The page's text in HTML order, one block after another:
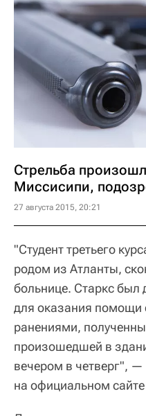
Стрельба
Миссисипи,
27 августа 2015, 20:21
"Студент третьего
родом из Атланты,
больнице. Старкс был
для оказания помощи
ранениями,
произошедшей в
вечером в четверг", —
на официальном сайте